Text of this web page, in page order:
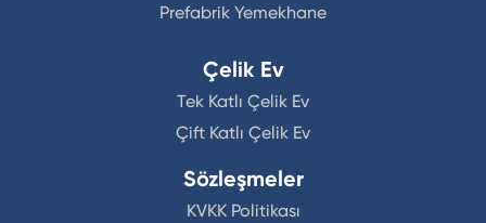
Prefabrik Yemekhane
Çelik Ev
Tek Katlı Çelik Ev
Çift Katlı Çelik Ev
Sözleşmeler
KVKK Politikası